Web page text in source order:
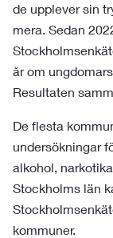
de upplever sin
mera. Sedan
år om
Resultaten
De flesta
undersökningar
alkohol,
Stockholms län
kommuner.